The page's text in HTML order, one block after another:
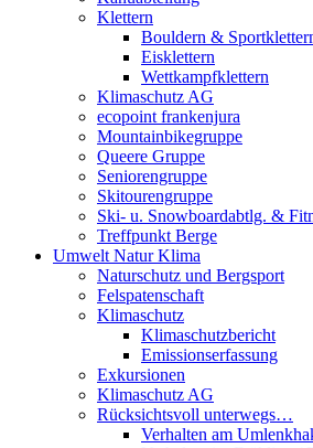
Klettern
Bouldern &
Eisklettern
Wettkampfklettern
Klimaschutz AG
ecopoint frankenjura
Mountainbikegruppe
Queere Gruppe
Seniorengruppe
Skitourengruppe
Ski- u. Snowboardabtlg. &
Treffpunkt Berge
Umwelt Natur Klima
Naturschutz und Bergsport
Felspatenschaft
Klimaschutz
Klimaschutzbericht
Emissionserfassung
Exkursionen
Klimaschutz AG
Rücksichtsvoll unterwegs…
Verhalten am